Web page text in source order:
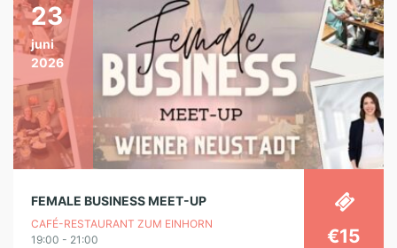
23
juni
2026
FEMALE BUSINESS MEET-UP
CAFÉ-RESTAURANT ZUM EINHORN
19:00 - 21:00
€15